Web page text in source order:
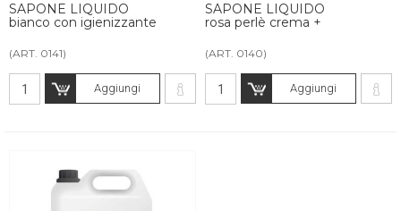
SAPONE LIQUIDO
bianco con igienizzante
(ART. 0141)
Aggiungi
SAPONE LIQUIDO
rosa perlè crema +
(ART. 0140)
Aggiungi